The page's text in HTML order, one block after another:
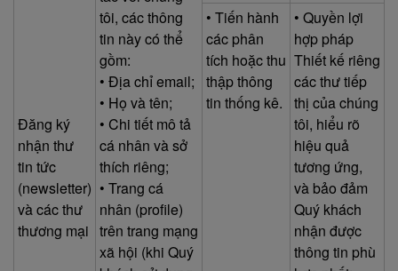
Đăng ký
nhận thư
tin tức
(newsletter)
và các thư
thương mại
tôi, các thông
tin này có thể
gồm:
• Địa chỉ email;
• Họ và tên;
• Chi tiết mô tả
cá nhân và sở
thích riêng;
• Trang cá
nhân (profile)
trên trang mạng
xã hội (khi Quý
• Tiến hành
các phân
tích hoặc thu
thập thông
tin thống kê.
• Quyền lợi
hợp pháp
Thiết kế riêng
các thư tiếp
thị của chúng
tôi, hiểu rõ
hiệu quả
tương ứng,
và bảo đảm
Quý khách
nhận được
thông tin phù